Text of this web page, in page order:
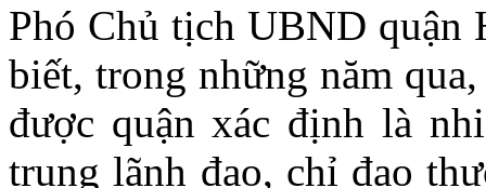
Phó Chủ tịch UBND
biết, trong những năm
được quận xác định là
trung lãnh đạo, chỉ đạo